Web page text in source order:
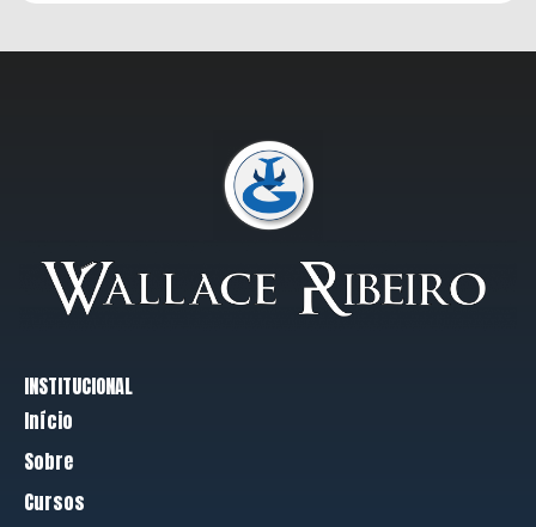
INSTITUCIONAL
Início
Sobre
Cursos